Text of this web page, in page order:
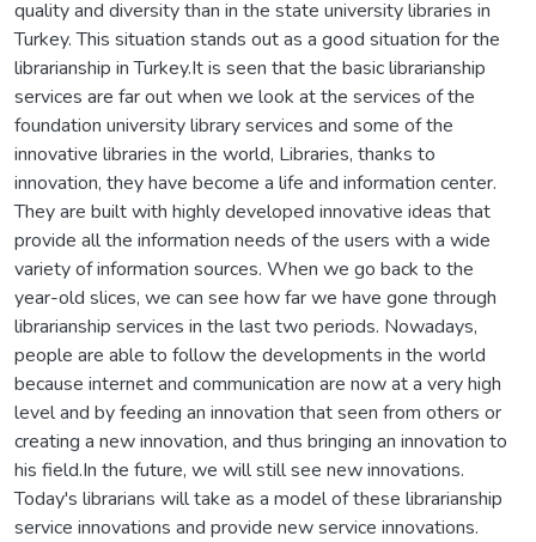
quality and diversity than in the state university libraries in
Turkey. This situation stands out as a good situation for the
librarianship in Turkey.It is seen that the basic librarianship
services are far out when we look at the services of the
foundation university library services and some of the
innovative libraries in the world, Libraries, thanks to
innovation, they have become a life and information center.
They are built with highly developed innovative ideas that
provide all the information needs of the users with a wide
variety of information sources. When we go back to the
year-old slices, we can see how far we have gone through
librarianship services in the last two periods. Nowadays,
people are able to follow the developments in the world
because internet and communication are now at a very high
level and by feeding an innovation that seen from others or
creating a new innovation, and thus bringing an innovation to
his field.In the future, we will still see new innovations.
Today's librarians will take as a model of these librarianship
service innovations and provide new service innovations.